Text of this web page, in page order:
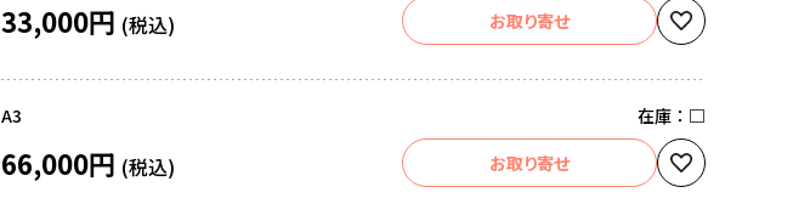
33,000円 お取り寄せ
A3 在庫： □
66,000円 お取り寄せ